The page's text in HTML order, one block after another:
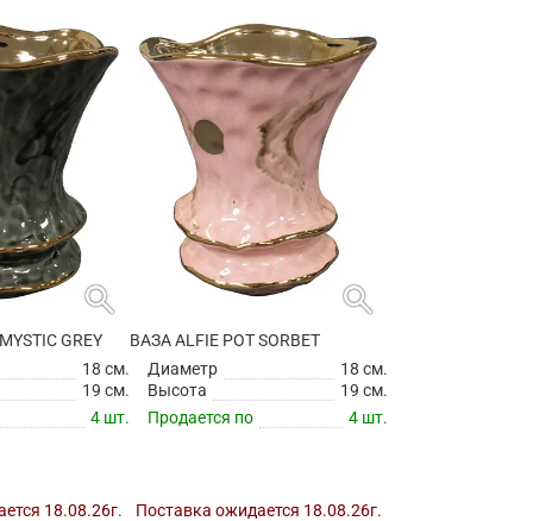
search
GREY
18 см.
19 см.
4 шт.
18.08.26г.
search
ВАЗА ALFIE POT SORBET
Диаметр
18 см.
Высота
19 см.
Продается по
4 шт.
Поставка ожидается 18.08.26г.